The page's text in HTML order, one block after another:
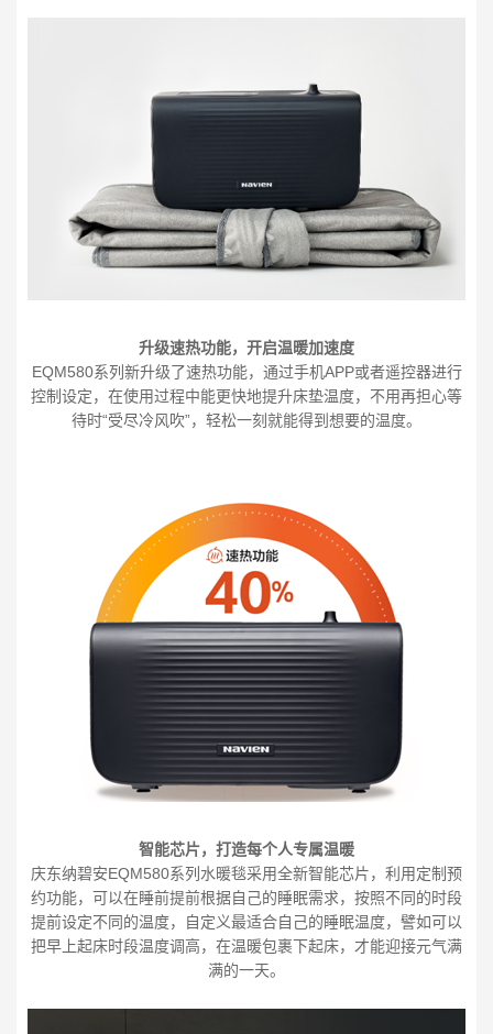
升级速热功能，开启温暖加速度
EQM580系列新升级了速热功能，通过手机APP或者遥控器进行
控制设定，在使用过程中能更快地提升床垫温度，不用再担心等
待时“受尽冷风吹”，轻松一刻就能得到想要的温度。
智能芯片，打造每个人专属温暖
庆东纳碧安EQM580系列水暖毯采用全新智能芯片，利用定制预
约功能，可以在睡前提前根据自己的睡眠需求，按照不同的时段
提前设定不同的温度，自定义最适合自己的睡眠温度，譬如可以
把早上起床时段温度调高，在温暖包裹下起床，才能迎接元气满
满的一天。